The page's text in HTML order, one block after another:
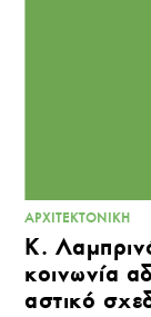
ΑΡΧΙΤΕΚΤΟΝΙΚΉ
Κ.
κοινωνία
αστικό